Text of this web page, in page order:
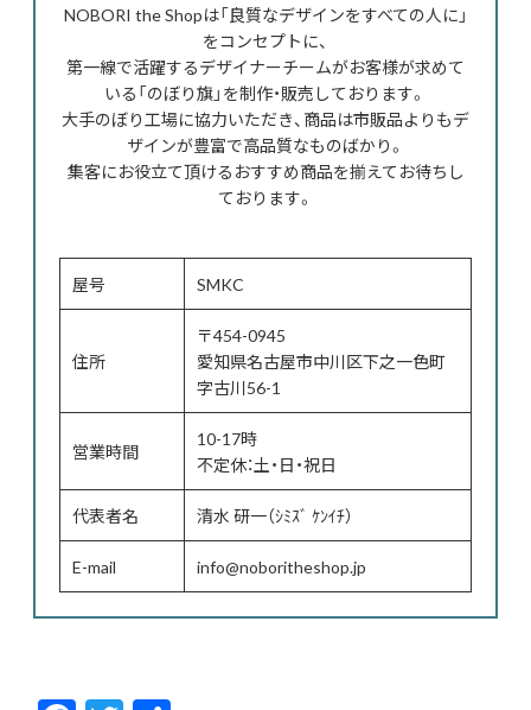
NOBORI the Shopは「良質なデザインをすべての人に」
をコンセプトに、
第一線で活躍するデザイナーチームがお客様が求めて
いる「のぼり旗」を制作・販売しております。
大手のぼり工場に協力いただき、商品は市販品よりもデ
ザインが豊富で高品質なものばかり。
集客にお役立て頂けるおすすめ商品を揃えてお待ちし
ております。
屋号 SMKC
住所
〒454-0945
愛知県名古屋市中川区下之一色町
字古川56-1
営業時間
10-17時
不定休：土・日・祝日
代表者名 清水 研一（ｼﾐｽﾞ ｹﾝｲﾁ）
E-mail info@noboritheshop.jp